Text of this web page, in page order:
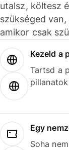
utalsz, költesz
szükséged
amikor csak
Kezeld a
Tartsd a
Egy
Soha